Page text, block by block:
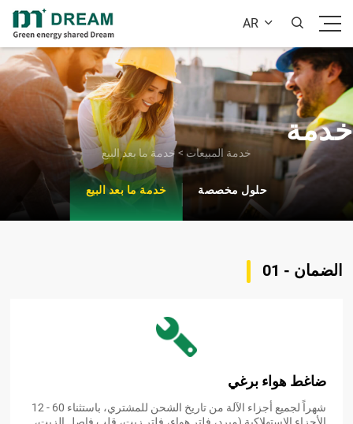
AR  
خدمة
خدمة المبيعات >خدمة ما بعد البيع
خدمة ما بعد البيع حلول مخصصة
01 - الضمان
ضاغط هواء برغي
12 - 60 شهراً لجميع أجزاء الآلة من تاريخ الشحن للمشتري، باستثناء